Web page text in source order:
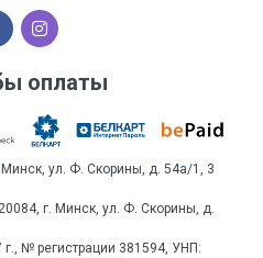
оплаты
ул. Ф. Скорины, д. 54а/1, 3
г. Минск, ул. Ф. Скорины, д.
г., № регистрации 381594, УНП: